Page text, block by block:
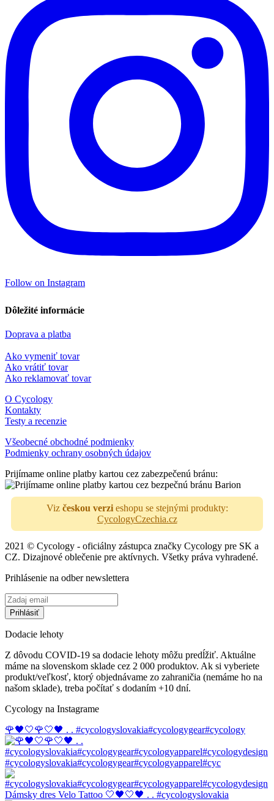
Follow on Instagram
Dôležité informácie
Doprava a platba
Ako vymeniť tovar
Ako vrátiť tovar
Ako reklamovať tovar
O Cycology
Kontakty
Testy a recenzie
Všeobecné obchodné podmienky
Podmienky ochrany osobných údajov
Prijímame online platby kartou cez zabezpečenú bránu:
Viz českou verzieshopu se stejnými produkty:
CycologyCzechia.cz
2021 © Cycology - oficiálny zástupca značky Cycology pre SK a
CZ. Dizajnové oblečenie pre aktívnych. Všetky práva vyhradené.
Prihlásenie na odber newslettera
Dodacie lehoty
Z dôvodu COVID-19 sa dodacie lehoty môžu predĺžiť. Aktuálne
máme na slovenskom sklade cez 2 000 produktov. Ak si vyberiete
produkt/veľkosť, ktorý objednávame zo zahraničia (nemáme ho na
našom sklade), treba počítať s dodaním +10 dní.
Cycology na Instagrame
🌹🖤🤍🌹🤍🖤 . . #cycologyslovakia#cycologygear#cycology
#cycologyslovakia#cycologygear#cycologyapparel#cyc
Dámsky dres Velo Tattoo 🤍🖤🤍🖤 . . #cycologyslovakia